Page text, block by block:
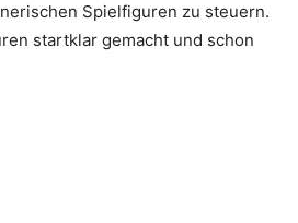
Spielfiguren zu steuern.
startklar gemacht und schon